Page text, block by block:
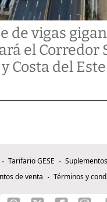
de vigas
el Corredor
Costa del Este
Tarifario GESE Suplementos
de venta
Términos y